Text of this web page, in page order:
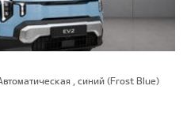
, синий (Frost Blue)